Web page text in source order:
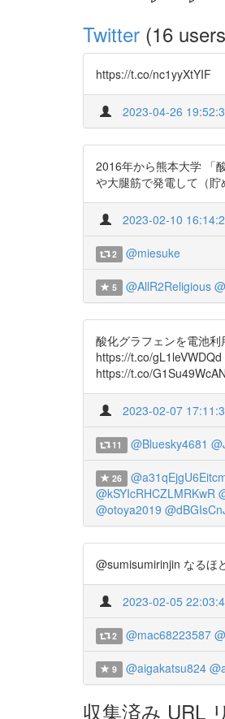
Twitter (16
https://t.co/nc1yyXtYIF
2023-04-26
2016年から熊本大学 「
や大腿筋で発電して（
2023-02-10
2 @miesuke
5 @AllR2Religious
酸化グラフェンを電池
https://t.co/
https://t.co/G1Su49WcAN
2023-02-07
11 @Bluesky4681
26
@kSYIcRHCZLMRKwR
@otoya2019
@sumisumirinjin なるほ
2023-02-05
2 @mac68223587
9 @aigakatsu824
収集済み URL